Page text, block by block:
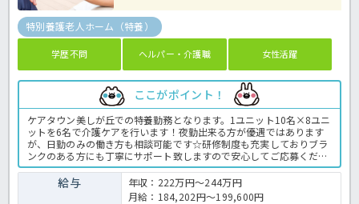
特別養護老人ホーム（特養）
学歴不問 ヘルパー・介護職 女性活躍
ここがポイント！
ケアタウン美しが丘での特養勤務となります。1ユニット10名×8ユニ
ットを6名で介護ケアを行います！夜勤出来る方が優遇ではあります
が、日勤のみの働き方も相談可能です☆研修制度も充実しておりブラ
ンクのある方にも丁寧にサポート致しますので安心してご応募くださ
いね。最寄りのバス停(真栄3条2丁目)から徒歩一分の好立地でもあ
り、人気のある施設です♪お持ちの資格を活かして一緒に働きません
か？特別養護老人ホームでの介護職業務全般です。 ＜介護職 パー
給与
年収：222万円～244万円
月給：184,202円〜199,600円